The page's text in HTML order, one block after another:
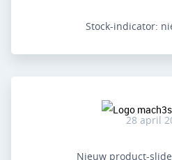
Stock-indicator:
28 april
Nieuw product-